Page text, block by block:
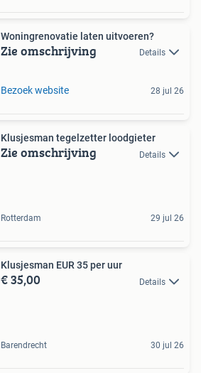
Woningrenovatie laten uitvoeren?
Zie omschrijving Details
Bezoek website 28 jul 26
Klusjesman tegelzetter loodgieter
Zie omschrijving Details
Rotterdam 29 jul 26
Klusjesman EUR 35 per uur
€ 35,00 Details
Barendrecht 30 jul 26